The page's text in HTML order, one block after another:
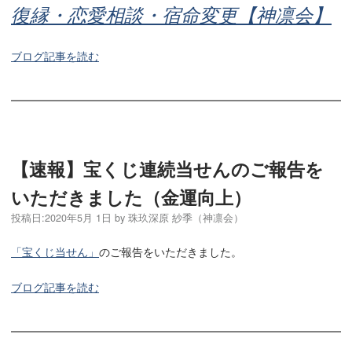
復縁・恋愛相談・宿命変更【神凛会】
ブログ記事を読む
【速報】宝くじ連続当せんのご報告を
いただきました（金運向上）
投稿日:2020年5月 1日 by 珠玖深原 紗季（神凛会）
「宝くじ当せん」 のご報告をいただきました。
ブログ記事を読む